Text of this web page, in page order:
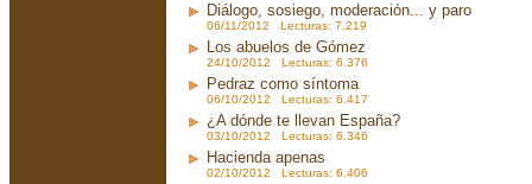
Diálogo, sosiego, moderación... y paro
06/11/2012 Lecturas: 7.219
Los abuelos de Gómez
24/10/2012 Lecturas: 6.376
Pedraz como síntoma
06/10/2012 Lecturas: 6.417
¿A dónde te llevan España?
03/10/2012 Lecturas: 6.346
Hacienda apenas
02/10/2012 Lecturas: 6.406